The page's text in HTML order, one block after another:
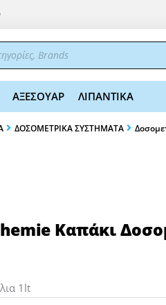
ΑΞΕΣΟΥΑΡ ΛΙΠΑΝΤΙΚΑ
ΔΟΣΟΜΕΤΡΙΚΑ ΣΥΣΤΗΜΑΤΑ
Καπάκι
1lt